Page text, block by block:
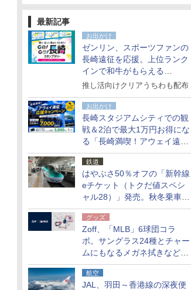
最新記事
お出かけ
ゼンリン、スポーツファンの
長崎遠征を応援。上位ランク
インで和牛がもらえる
「GO！GO！長崎スタンプラ
推し活向けクリアうちわも配布
お出かけ
長崎スタジアムシティでの観
戦＆2泊で最大1万円お得にな
る「長崎満喫！アウェイ遠征
応援キャンペーン」
鉄道
はやぶさ50％オフの「新幹線
eチケット（トクだ値スペシ
ャル28）」発売。秋冬乗車
分、えきねっと限定
グッズ
Zoff、「MLB」6球団コラ
ボ。サングラス24種とチャー
ムにもなるメガネ拭きなど雑
貨24種
航空
JAL、羽田～香港線の深夜便